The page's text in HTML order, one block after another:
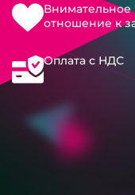
Внимательное
отношение к
Оплата с НДС